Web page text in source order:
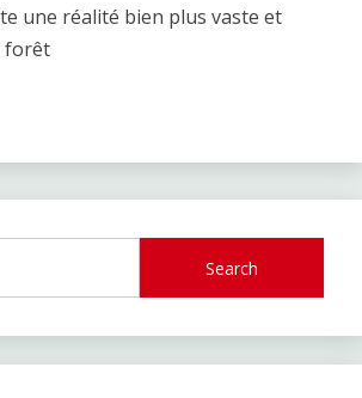
une réalité bien plus vaste et
forêt
Search